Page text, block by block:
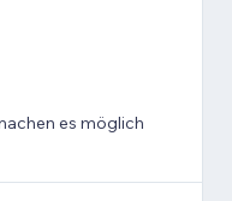
es möglich